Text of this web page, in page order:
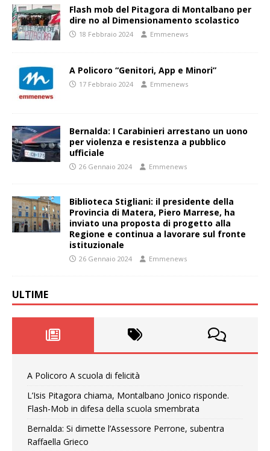
Flash mob del Pitagora di Montalbano per
dire no al Dimensionamento scolastico
18 Febbraio 2024 Emmenews
A Policoro “Genitori, App e Minori”
17 Febbraio 2024 Emmenews
Bernalda: I Carabinieri arrestano un uono
per violenza e resistenza a pubblico
ufficiale
26 Gennaio 2024 Emmenews
Biblioteca Stigliani: il presidente della
Provincia di Matera, Piero Marrese, ha
inviato una proposta di progetto alla
Regione e continua a lavorare sul fronte
istituzionale
26 Gennaio 2024 Emmenews
ULTIME
A Policoro A scuola di felicità
L’Isis Pitagora chiama, Montalbano Jonico risponde.
Flash-Mob in difesa della scuola smembrata
Bernalda: Si dimette l’Assessore Perrone, subentra
Raffaella Grieco